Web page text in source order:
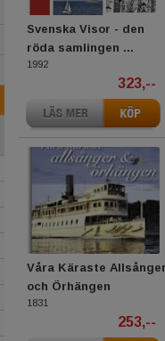
Svenska Visor - den
röda samlingen ...
1992
323,--
Våra Käraste
och Örhängen
1831
253,--